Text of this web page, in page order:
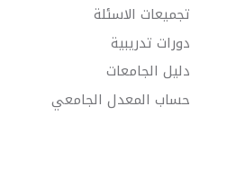
تجميعات الاسئلة
دورات تدريبية
دليل الجامعات
حساب المعدل الجامعي